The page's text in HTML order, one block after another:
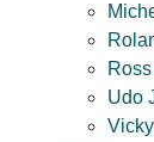
Udo